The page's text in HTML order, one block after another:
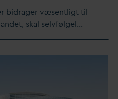
bidrager væsentligt til
andet, skal selvfølgel…